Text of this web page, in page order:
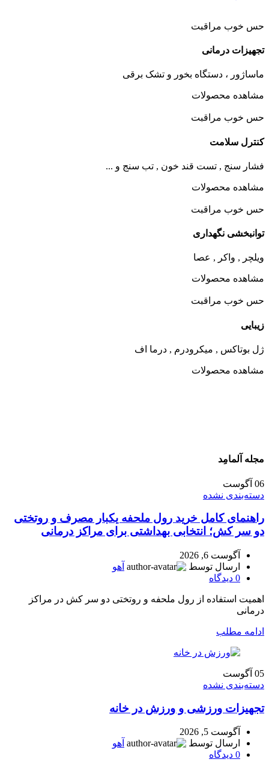
حس خوب مراقبت
تجهیزات درمانی
ماساژور ، دستگاه بخور و تشک برقی
مشاهده محصولات
حس خوب مراقبت
کنترل سلامت
فشار سنج , تست قند خون , تب سنج و ...
مشاهده محصولات
حس خوب مراقبت
توانبخشی نگهداری
ویلچر , واکر , عصا
مشاهده محصولات
حس خوب مراقبت
زیبایی
ژل بوتاکس , میکرودرم , درما اف
مشاهده محصولات
مجله آلمامِد
06 آگوست
دسته‌بندی نشده
راهنمای کامل خرید رول ملحفه یکبار مصرف و روتختی
دو سر کش؛ انتخابی بهداشتی برای مراکز درمانی
آگوست 6, 2026
ارسال توسط
آهو
0 دیدگاه
اهمیت استفاده از رول ملحفه و روتختی دو سر کش در مراکز
درمانی
ادامه مطلب
05 آگوست
دسته‌بندی نشده
تجهیزات ورزشی و ورزش در خانه
آگوست 5, 2026
ارسال توسط
آهو
0 دیدگاه